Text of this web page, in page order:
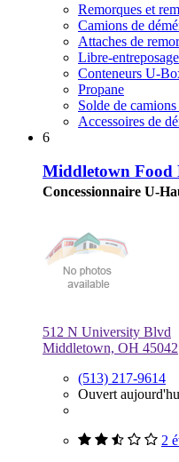
Remorques et
Camions de
Attaches de
Libre-entreposage
Conteneurs U-
Propane
Solde de
Accessoires de
6
Middletown Food
Concessionnaire U-
512 N University Blvd
Middletown, OH 45042
(513) 217-9614
Ouvert
2